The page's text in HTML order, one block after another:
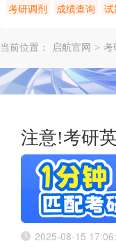
考研调剂
成绩查询 试
当前位置： 启航官网 > 考
注意!考研
2025-08-15